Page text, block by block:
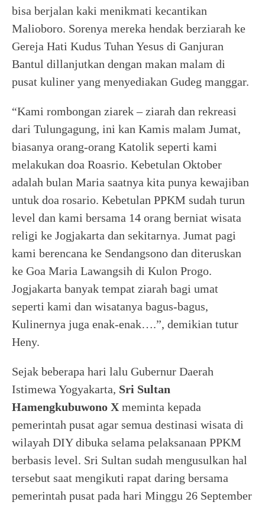
bisa berjalan kaki menikmati kecantikan
Malioboro. Sorenya mereka hendak berziarah ke
Gereja Hati Kudus Tuhan Yesus di Ganjuran
Bantul dillanjutkan dengan makan malam di
pusat kuliner yang menyediakan Gudeg manggar.
“Kami rombongan ziarek – ziarah dan rekreasi
dari Tulungagung, ini kan Kamis malam Jumat,
biasanya orang-orang Katolik seperti kami
melakukan doa Roasrio. Kebetulan Oktober
adalah bulan Maria saatnya kita punya kewajiban
untuk doa rosario. Kebetulan PPKM sudah turun
level dan kami bersama 14 orang berniat wisata
religi ke Jogjakarta dan sekitarnya. Jumat pagi
kami berencana ke Sendangsono dan diteruskan
ke Goa Maria Lawangsih di Kulon Progo.
Jogjakarta banyak tempat ziarah bagi umat
seperti kami dan wisatanya bagus-bagus,
Kulinernya juga enak-enak….”, demikian tutur
Heny.
Sejak beberapa hari lalu Gubernur Daerah
Istimewa Yogyakarta, Sri Sultan
Hamengkubuwono X meminta kepada
pemerintah pusat agar semua destinasi wisata di
wilayah DIY dibuka selama pelaksanaan PPKM
berbasis level. Sri Sultan sudah mengusulkan hal
tersebut saat mengikuti rapat daring bersama
pemerintah pusat pada hari Minggu 26 September